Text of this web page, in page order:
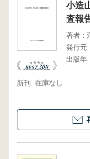
小造
査報
著者：
発行元
出版年
新刊 在庫なし